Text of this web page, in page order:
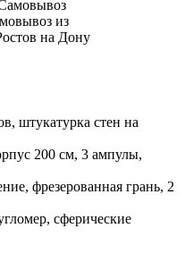
из
на Дону
штукатурка стен на
200 см, 3 ампулы,
фрезерованная грань, 2
сферические